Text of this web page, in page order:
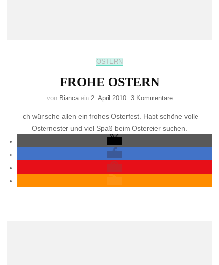
OSTERN
FROHE OSTERN
von Bianca ein 2. April 2010 3 Kommentarezu
OSTERN
Ich wünsche allen ein frohes Osterfest. Habt schöne volle
Osternester und viel Spaß beim Ostereier suchen.